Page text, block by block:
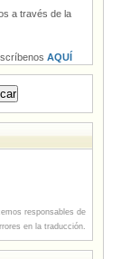
a través de la
AQUÍ
responsables de
en la traducción.